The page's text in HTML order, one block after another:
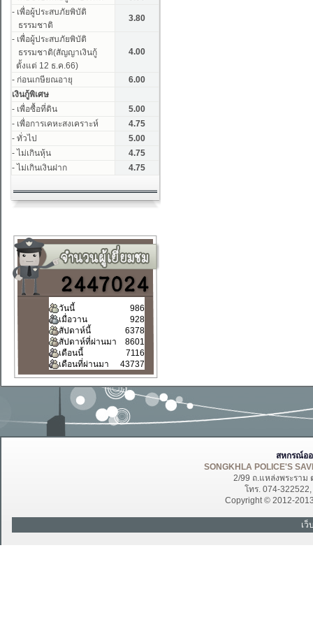
วันนี้
986
เมื่อวาน
928
สัปดาห์นี้
6378
สัปดาห์ที่ผ่านมา
8601
เดือนนี้
7116
เดือนที่ผ่านมา
43737
สหกรณ์อ
SONGKHLA POLICE'S
2/99 ถ.แหล่งพระราม
โทร. 074-
Copyright © 2012-
เ